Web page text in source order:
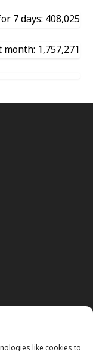
7 days: 408,025
1,757,271